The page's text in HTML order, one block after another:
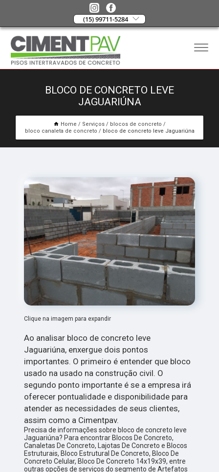
(15) 99711-5284
BLOCO DE CONCRETO LEVE
JAGUARIÚNA
Home Serviços
blocos de concreto
bloco canaleta de concreto
bloco de concreto leve Jaguariúna
Clique na imagem para expandir
Ao analisar bloco de concreto leve
Jaguariúna, enxergue dois pontos
importantes. O primeiro é entender que bloco
usado na usado na construção civil. O
segundo ponto importante é se a empresa irá
oferecer pontualidade e disponibilidade para
atender as necessidades de seus clientes,
assim como a Cimentpav.
Precisa de informações sobre bloco de concreto leve
Jaguariúna? Para encontrar Blocos De Concreto,
Canaletas De Concreto, Lajotas De Concreto e Blocos
Estruturais, Bloco Estrutural De Concreto, Bloco De
Concreto Celular, Bloco De Concreto 14x19x39, entre
outras opções de serviços do segmento de Artefatos